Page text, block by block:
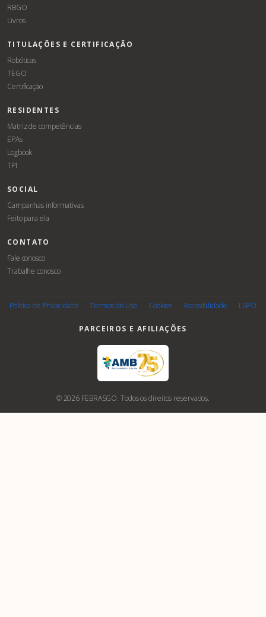
RBGO
Livros
TITULAÇÕES E CERTIFICAÇÃO
Robóticas
TEGO
Certificação
RESIDENTES
Matriz de competências
EPAs
Logbook
TPI
SOCIAL
Campanhas informativas
Feito para ela
CONTATO
Fale conosco
Trabalhe conosco
Política de Privacidade Termos de Uso Cookies Acessibilidade LGPD
PARCEIROS E AFILIAÇÕES
© 2026 FEBRASGO. Todos os direitos reservados.